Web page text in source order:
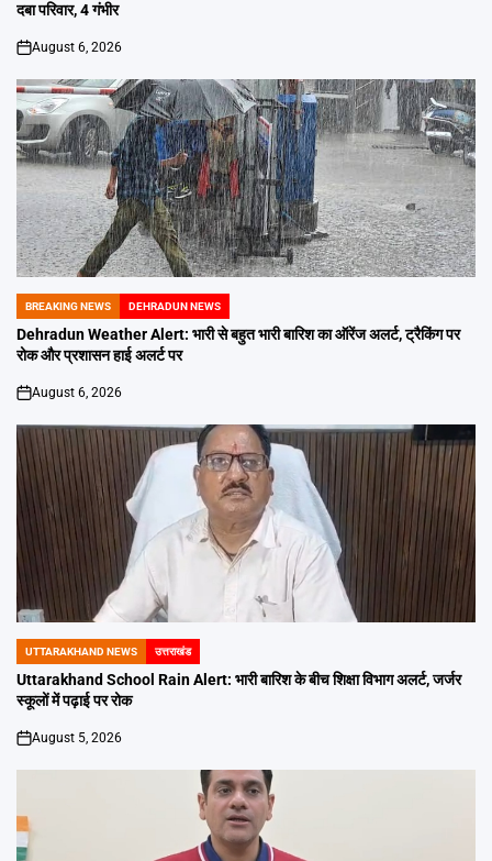
दबा परिवार, 4 गंभीर
on
August 6, 2026
POSTED
IN
BREAKING NEWS DEHRADUN NEWS
Dehradun Weather Alert: भारी से बहुत भारी बारिश का ऑरेंज अलर्ट, ट्रैकिंग पर
रोक और प्रशासन हाई अलर्ट पर
on
August 6, 2026
POSTED
IN
UTTARAKHAND NEWS उत्तराखंड
Uttarakhand School Rain Alert: भारी बारिश के बीच शिक्षा विभाग अलर्ट, जर्जर
स्कूलों में पढ़ाई पर रोक
on
August 5, 2026